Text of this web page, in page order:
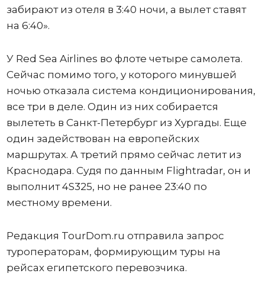
забирают из отеля в 3:40 ночи, а вылет ставят
на 6:40».
У Red Sea Airlines во флоте четыре самолета.
Сейчас помимо того, у которого минувшей
ночью отказала система кондиционирования,
все три в деле. Один из них собирается
вылететь в Санкт-Петербург из Хургады. Еще
один задействован на европейских
маршрутах. А третий прямо сейчас летит из
Краснодара. Судя по данным Flightradar, он и
выполнит 4S325, но не ранее 23:40 по
местному времени.
Редакция TourDom.ru отправила запрос
туроператорам, формирующим туры на
рейсах египетского перевозчика.